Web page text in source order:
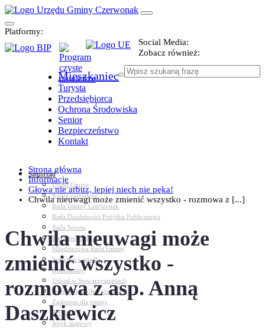
Platformy:
Social Media:
Zobacz również:
Mieszkaniec
Turysta
Przedsiębiorca
Ochrona Środowiska
Senior
Bezpieczeństwo
Kontakt
Samorząd
Urząd Gminy
Kadra zarządcza
Rada Gminy Czerwonak
Rada Działalności Pożytku Publicznego
Rada Sportu
Rada Seniorów
Młodzieżowa Rada Gminy
Sołectwa i osiedla
Dokumenty
Udział w Stowarzyszeniach
Jednostki, spółki, instytucje
Zasłużeni dla gminy
Petycje
Język migowy
Strona główna
Informacje
Głowa nie arbuz, lepiej niech nie pęka!
Chwila nieuwagi może zmienić wszystko - rozmowa z [...]
Chwila nieuwagi może
zmienić wszystko -
rozmowa z asp. Anną
Daszkiewicz